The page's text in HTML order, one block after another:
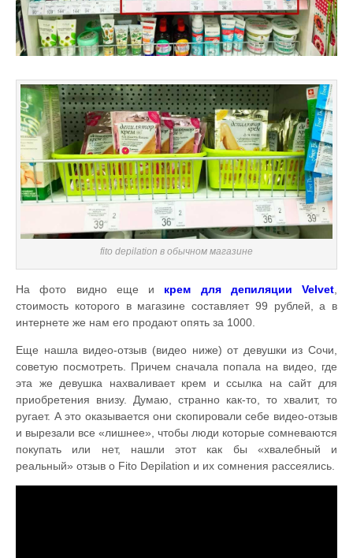
fito depilation в обычном магазине
На фото видно еще и крем для депиляции Velvet,
стоимость которого в магазине составляет 99 рублей, а в
интернете же нам его продают опять за 1000.
Еще нашла видео-отзыв (видео ниже) от девушки из Сочи,
советую посмотреть. Причем сначала попала на видео, где
эта же девушка нахваливает крем и ссылка на сайт для
приобретения внизу. Думаю, странно как-то, то хвалит, то
ругает. А это оказывается они скопировали себе видео-отзыв
и вырезали все «лишнее», чтобы люди которые сомневаются
покупать или нет, нашли этот как бы «хвалебный и
реальный» отзыв о Fito Depilation и их сомнения рассеялись.